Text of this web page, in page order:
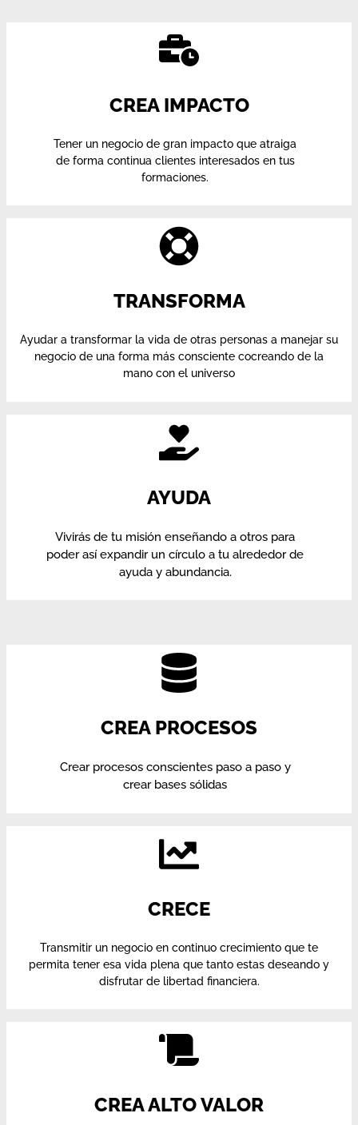
CREA IMPACTO
Tener un negocio de gran impacto que atraiga
de forma continua clientes interesados en tus
formaciones.
TRANSFORMA
Ayudar a transformar la vida de otras personas a manejar su
negocio de una forma más consciente cocreando de la
mano con el universo
AYUDA
Vivirás de tu misión enseñando a otros para
poder así expandir un círculo a tu alrededor de
ayuda y abundancia.
CREA PROCESOS
Crear procesos conscientes paso a paso y
crear bases sólidas
CRECE
Transmitir un negocio en continuo crecimiento que te
permita tener esa vida plena que tanto estas deseando y
disfrutar de libertad financiera.
CREA ALTO VALOR